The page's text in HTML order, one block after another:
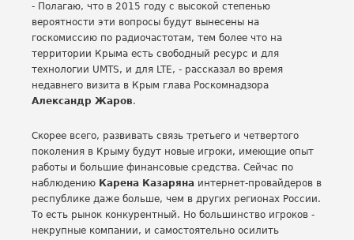
- Полагаю, что в 2015 году с высокой степенью
вероятности эти вопросы будут вынесены на
госкомиссию по радиочастотам, тем более что на
территории Крыма есть свободный ресурс и для
технологии UMTS, и для LTE, - рассказал во время
недавнего визита в Крым глава Роскомнадзора
Александр Жаров.
Скорее всего, развивать связь третьего и четвертого
поколения в Крыму будут новые игроки, имеющие опыт
работы и большие финансовые средства. Сейчас по
наблюдению Карена Казаряна интернет-провайдеров в
республике даже больше, чем в других регионах России.
То есть рынок конкурентный. Но большинство игроков -
некрупные компании, и самостоятельно осилить